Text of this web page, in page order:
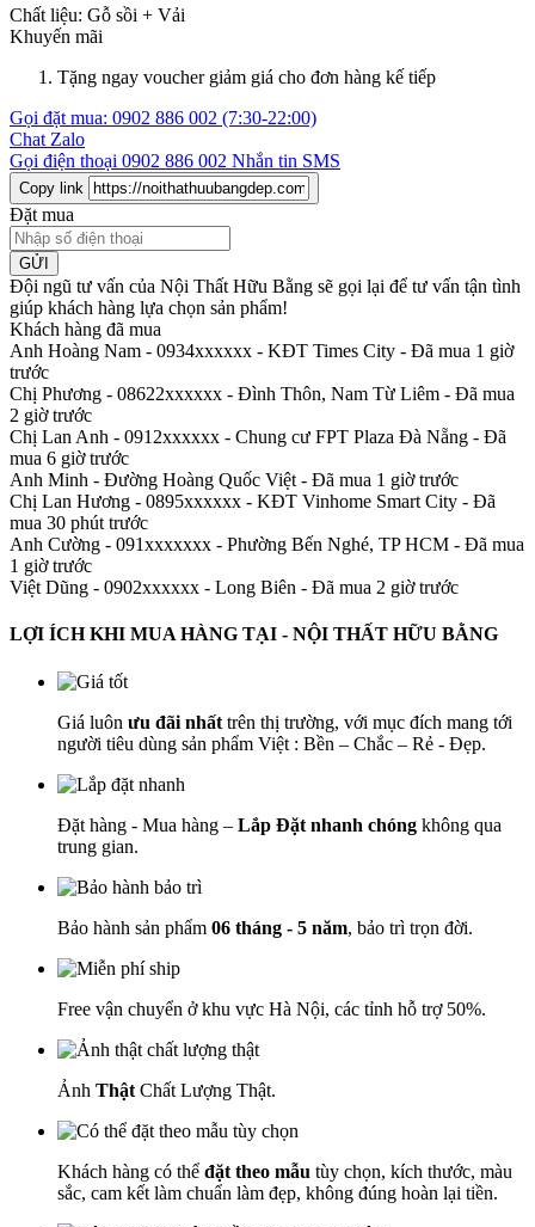
Chất liệu: Gỗ sồi + Vải
Khuyến mãi
Tặng ngay voucher giảm giá cho đơn hàng kế tiếp
Gọi đặt mua: 0902 886 002 (7:30-22:00)
Chat Zalo
Gọi điện thoại 0902 886 002 Nhắn tin SMS
Copy link
Đặt mua
GỬI
Đội ngũ tư vấn của Nội Thất Hữu Bằng sẽ gọi lại để tư vấn tận tình
giúp khách hàng lựa chọn sản phẩm!
Khách hàng đã mua
Anh Hoàng Nam - 0934xxxxxx - KĐT Times City - Đã mua 1 giờ
trước
Chị Phương - 08622xxxxxx - Đình Thôn, Nam Từ Liêm - Đã mua
2 giờ trước
Chị Lan Anh - 0912xxxxxx - Chung cư FPT Plaza Đà Nẵng - Đã
mua 6 giờ trước
Anh Minh - Đường Hoàng Quốc Việt - Đã mua 1 giờ trước
Chị Lan Hương - 0895xxxxxx - KĐT Vinhome Smart City - Đã
mua 30 phút trước
Anh Cường - 091xxxxxxx - Phường Bến Nghé, TP HCM - Đã mua
1 giờ trước
Việt Dũng - 0902xxxxxx - Long Biên - Đã mua 2 giờ trước
LỢI ÍCH KHI MUA HÀNG TẠI - NỘI THẤT HỮU BẰNG
Giá luôn ưu đãi nhất trên thị trường, với mục đích mang tới
người tiêu dùng sản phẩm Việt : Bền – Chắc – Rẻ - Đẹp.
Đặt hàng - Mua hàng – Lắp Đặt nhanh chóng không qua
trung gian.
Bảo hành sản phẩm 06 tháng - 5 năm, bảo trì trọn đời.
Free vận chuyển ở khu vực Hà Nội, các tỉnh hỗ trợ 50%.
Ảnh Thật Chất Lượng Thật.
Khách hàng có thể đặt theo mẫu tùy chọn, kích thước, màu
sắc, cam kết làm chuẩn làm đẹp, không đúng hoàn lại tiền.